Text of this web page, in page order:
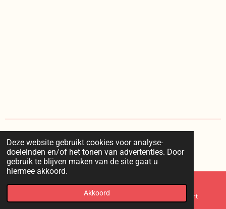
Deze website gebruikt cookies voor analyse-
doeleinden en/of het tonen van advertenties. Door
gebruik te blijven maken van de site gaat u
hiermee akkoord.
Akkoord
I
n
s
t
a
r
© 2025 kaappie /voorwaarden /privacy/retourneren
Telefoonnummer Kaart